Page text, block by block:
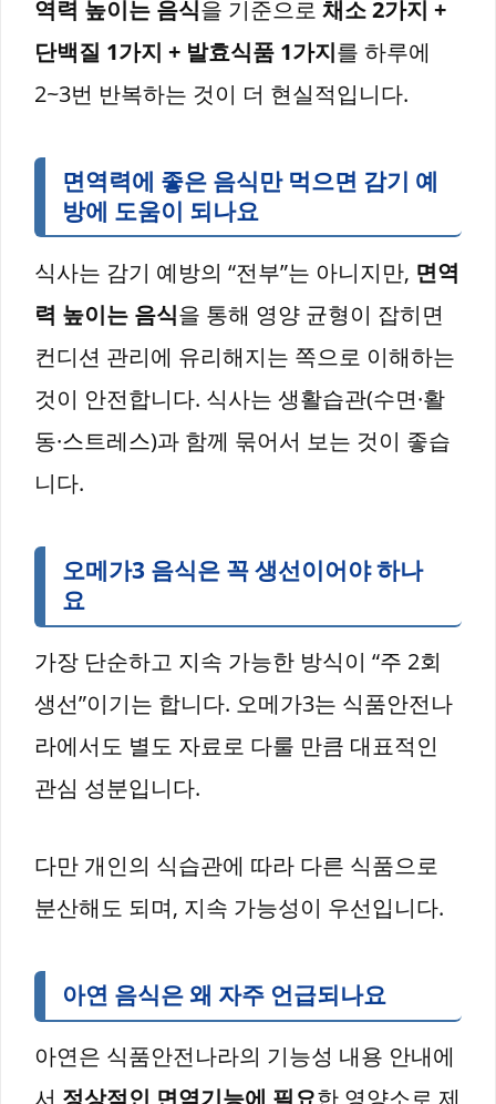
역력 높이는 음식을 기준으로 채소 2가지 +
단백질 1가지 + 발효식품 1가지를 하루에
2~3번 반복하는 것이 더 현실적입니다.
면역력에 좋은 음식만 먹으면 감기 예
방에 도움이 되나요
식사는 감기 예방의 “전부”는 아니지만, 면역
력 높이는 음식을 통해 영양 균형이 잡히면
컨디션 관리에 유리해지는 쪽으로 이해하는
것이 안전합니다. 식사는 생활습관(수면·활
동·스트레스)과 함께 묶어서 보는 것이 좋습
니다.
오메가3 음식은 꼭 생선이어야 하나
요
가장 단순하고 지속 가능한 방식이 “주 2회
생선”이기는 합니다. 오메가3는 식품안전나
라에서도 별도 자료로 다룰 만큼 대표적인
관심 성분입니다.
다만 개인의 식습관에 따라 다른 식품으로
분산해도 되며, 지속 가능성이 우선입니다.
아연 음식은 왜 자주 언급되나요
아연은 식품안전나라의 기능성 내용 안내에